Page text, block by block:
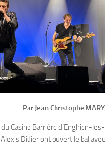
Par Jean Christophe MARY
Casino Barrière d’Enghien-les-
Didier ont ouvert le bal avec